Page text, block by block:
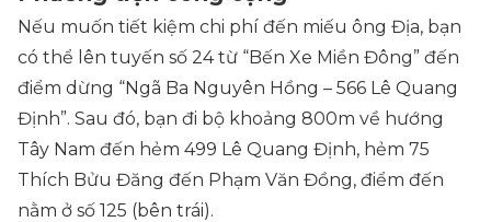
Nếu muốn tiết kiệm chi phí đến miếu ông Địa, bạn
có thể lên tuyến số 24 từ “Bến Xe Miền Đông” đến
điểm dừng “Ngã Ba Nguyên Hồng – 566 Lê Quang
Định”. Sau đó, bạn đi bộ khoảng 800m về hướng
Tây Nam đến hẻm 499 Lê Quang Định, hẻm 75
Thích Bửu Đăng đến Phạm Văn Đồng, điểm đến
nằm ở số 125 (bên trái).